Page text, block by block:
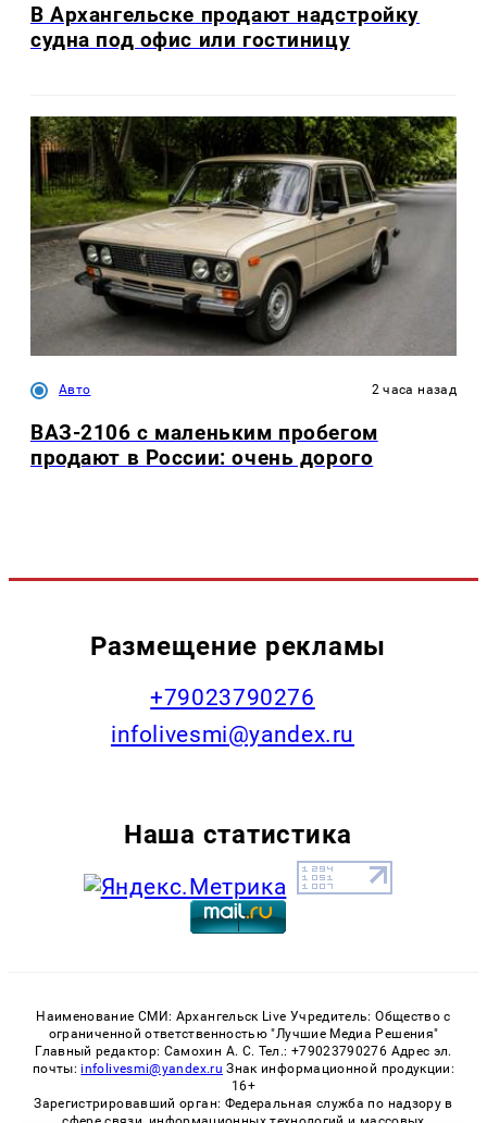
В Архангельске продают надстройку
судна под офис или гостиницу
Авто 2 часа назад
ВАЗ-2106 с маленьким пробегом
продают в России: очень дорого
Размещение рекламы
+79023790276
infolivesmi@yandex.ru
Наша статистика
Наименование СМИ: Архангельск Live Учредитель: Общество с
ограниченной ответственностью "Лучшие Медиа Решения"
Главный редактор: Самохин А. С. Тел.: +79023790276 Адрес эл.
почты: infolivesmi@yandex.ru Знак информационной продукции:
16+
Зарегистрировавший орган: Федеральная служба по надзору в